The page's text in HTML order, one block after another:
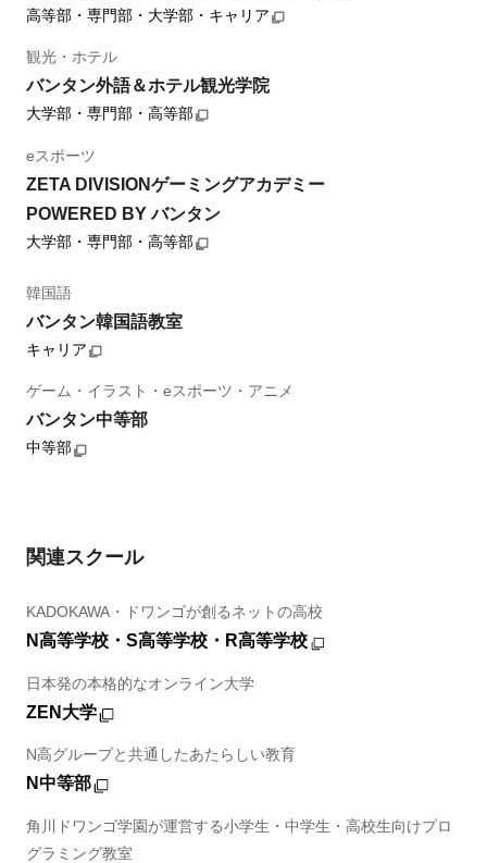
高等部・専門部・大学部・キャリア
観光・ホテル
バンタン外語＆ホテル観光学院
大学部・専門部・高等部
eスポーツ
ZETA DIVISIONゲーミングアカデミー
POWERED BY バンタン
大学部・専門部・高等部
韓国語
バンタン韓国語教室
キャリア
ゲーム・イラスト・eスポーツ・アニメ
バンタン中等部
中等部
関連スクール
KADOKAWA・ドワンゴが創るネットの高校
N高等学校・S高等学校・R高等学校
日本発の本格的なオンライン大学
ZEN大学
N高グループと共通したあたらしい教育
N中等部
角川ドワンゴ学園が運営する小学生・中学生・高校生向けプロ
グラミング教室